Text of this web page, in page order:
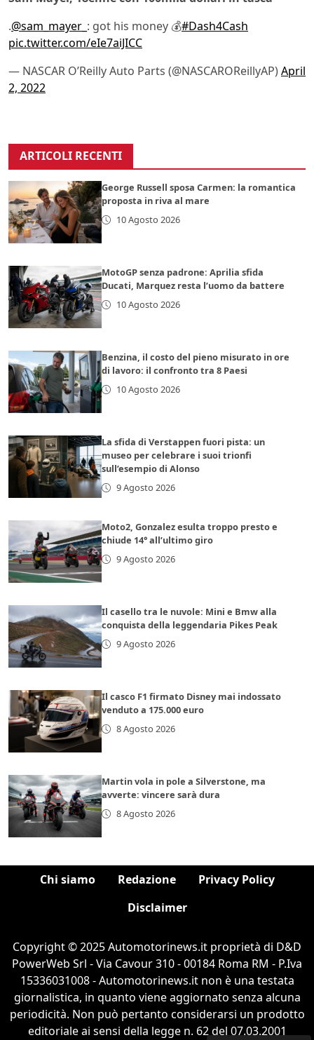
.@sam_mayer_ : got his money 💰#Dash4Cash
pic.twitter.com/eIe7aiJICC
— NASCAR O’Reilly Auto Parts (@NASCAROReillyAP)April
2, 2022
ARTICOLI RECENTI
George Russell sposa Carmen: la romantica
proposta in riva al mare
10 Agosto 2026
MotoGP senza padrone: Aprilia sfida
Ducati, Marquez resta l’uomo da battere
10 Agosto 2026
Benzina, il costo del pieno misurato in ore
di lavoro: il confronto tra 8 Paesi
10 Agosto 2026
La sfida di Verstappen fuori pista: un
museo per celebrare i suoi trionfi
sull’esempio di Alonso
9 Agosto 2026
Moto2, Gonzalez esulta troppo presto e
chiude 14° all’ultimo giro
9 Agosto 2026
Il casello tra le nuvole: Mini e Bmw alla
conquista della leggendaria Pikes Peak
9 Agosto 2026
Il casco F1 firmato Disney mai indossato
venduto a 175.000 euro
8 Agosto 2026
Martin vola in pole a Silverstone, ma
avverte: vincere sarà dura
8 Agosto 2026
Chi siamo Redazione
Privacy Policy
Disclaimer
Copyright © 2025 Automotorinews.it proprietà di D&D
PowerWeb Srl - Via Cavour 310 - 00184 Roma RM - P.Iva
15336031008 - Automotorinews.it non è una testata
giornalistica, in quanto viene aggiornato senza alcuna
periodicità. Non può pertanto considerarsi un prodotto
editoriale ai sensi della legge n. 62 del 07.03.2001